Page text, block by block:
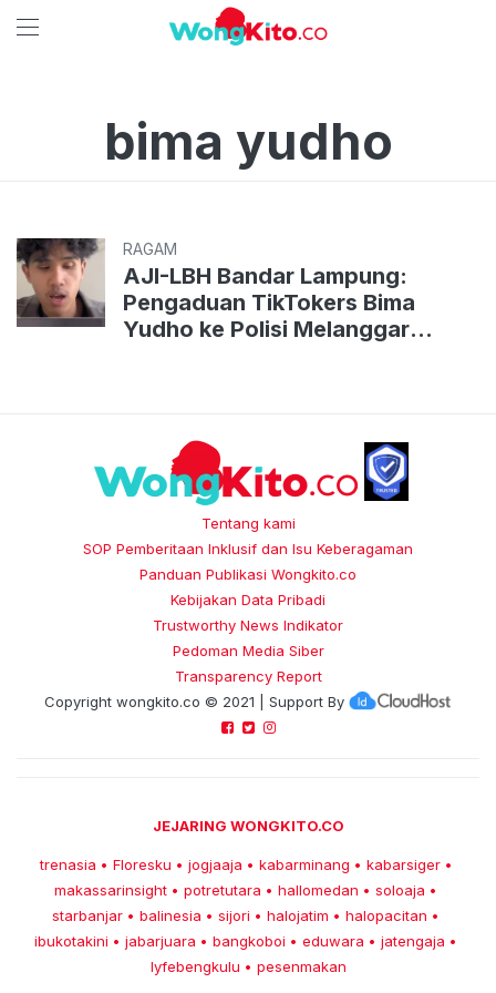
bima yudho
RAGAM
AJI-LBH Bandar Lampung:
Pengaduan TikTokers Bima
Yudho ke Polisi Melanggar
Tentang kami
SOP Pemberitaan Inklusif dan Isu Keberagaman
Panduan Publikasi Wongkito.co
Kebijakan Data Pribadi
Trustworthy News Indikator
Pedoman Media Siber
Transparency Report
Copyright wongkito.co © 2021 | Support By
JEJARING WONGKITO.CO
trenasia • Floresku • jogjaaja • kabarminang • kabarsiger •
makassarinsight • potretutara • hallomedan • soloaja •
starbanjar • balinesia • sijori • halojatim • halopacitan •
ibukotakini • jabarjuara • bangkoboi • eduwara • jatengaja •
lyfebengkulu • pesenmakan